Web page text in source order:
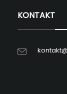
KONTAKT